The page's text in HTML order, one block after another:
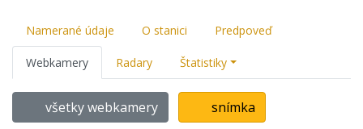
Namerané údaje O stanici Predpoveď
Webkamery Radary Štatistiky
všetky webkamery snímka